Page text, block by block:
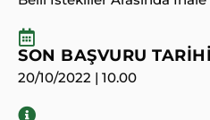
SON BAŞVURU
20/10/2022 | 10.00